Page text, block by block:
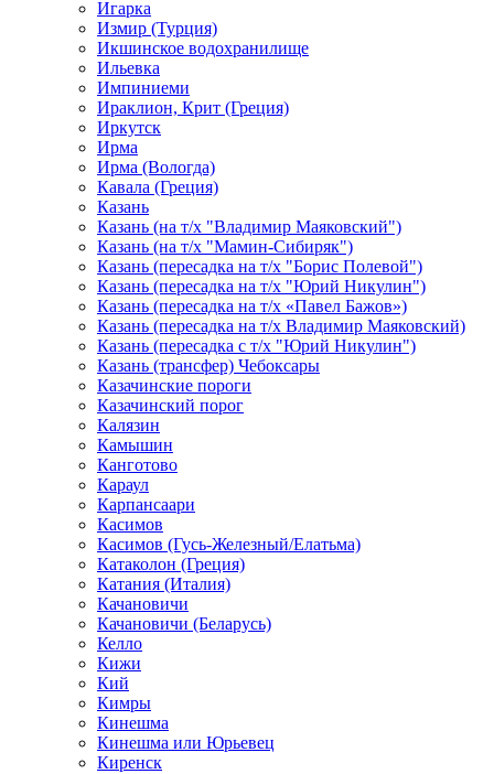
Игарка
Измир (Турция)
Икшинское водохранилище
Ильевка
Импиниеми
Ираклион, Крит (Греция)
Иркутск
Ирма
Ирма (Вологда)
Кавала (Греция)
Казань
Казань (на т/х "Владимир Маяковский")
Казань (на т/х "Мамин-Сибиряк")
Казань (пересадка на т/х "Борис Полевой")
Казань (пересадка на т/х "Юрий Никулин")
Казань (пересадка на т/х «Павел Бажов»)
Казань (пересадка на т/х Владимир Маяковский)
Казань (пересадка с т/х "Юрий Никулин")
Казань (трансфер) Чебоксары
Казачинские пороги
Казачинский порог
Калязин
Камышин
Канготово
Караул
Карпансаари
Касимов
Касимов (Гусь-Железный/Елатьма)
Катаколон (Греция)
Катания (Италия)
Качановичи
Качановичи (Беларусь)
Келло
Кижи
Кий
Кимры
Кинешма
Кинешма или Юрьевец
Киренск